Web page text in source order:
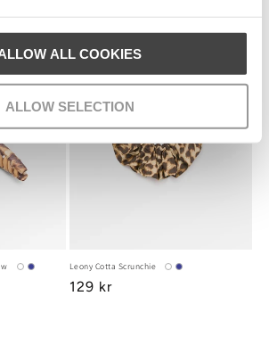
ALL COOKIES
ALLOW SELECTION
Leony Cotta Scrunchie
Regular
129 kr